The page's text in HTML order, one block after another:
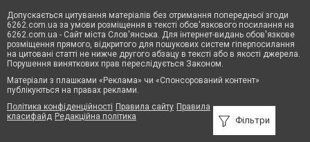
Фільтри
Допускається цитування матеріалів без отримання попередньої згоди
6262.com.ua за умови розміщення в тексті обов'язкового посилання на
6262.com.ua - Сайт міста Слов'янська. Для інтернет-видань обов'язкове
розміщення прямого, відкритого для пошукових систем гіперпосилання
на цитовані статті не нижче другого абзацу в тексті або в якості джерела.
Порушення виняткових прав переслідується Законом.
Матеріали з плашками «Реклама» чи «Спонсорований контент»
публікуються на правах реклами.
Політика конфіденційності Правила сайту Правила
класифайд Редакційна політика